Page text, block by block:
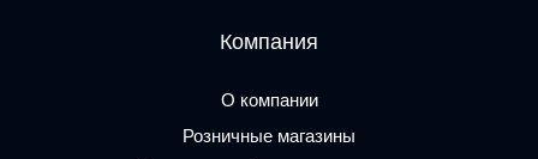
Компания
О компании
Розничные магазины